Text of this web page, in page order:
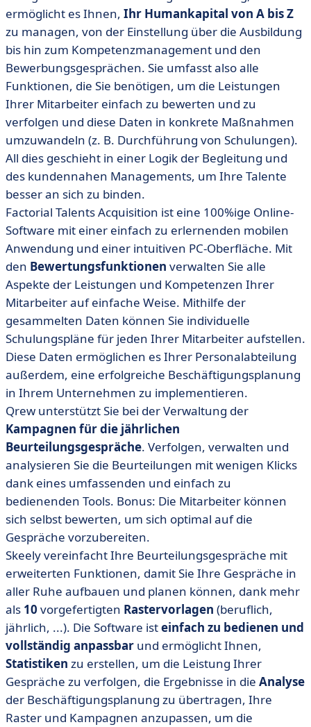
ermöglicht es Ihnen, Ihr Humankapital von A bis Z
zu managen, von der Einstellung über die Ausbildung
bis hin zum Kompetenzmanagement und den
Bewerbungsgesprächen. Sie umfasst also alle
Funktionen, die Sie benötigen, um die Leistungen
Ihrer Mitarbeiter einfach zu bewerten und zu
verfolgen und diese Daten in konkrete Maßnahmen
umzuwandeln (z. B. Durchführung von Schulungen).
All dies geschieht in einer Logik der Begleitung und
des kundennahen Managements, um Ihre Talente
besser an sich zu binden.
Factorial Talents Acquisition ist eine 100%ige Online-
Software mit einer einfach zu erlernenden mobilen
Anwendung und einer intuitiven PC-Oberfläche. Mit
den Bewertungsfunktionen verwalten Sie alle
Aspekte der Leistungen und Kompetenzen Ihrer
Mitarbeiter auf einfache Weise. Mithilfe der
gesammelten Daten können Sie individuelle
Schulungspläne für jeden Ihrer Mitarbeiter aufstellen.
Diese Daten ermöglichen es Ihrer Personalabteilung
außerdem, eine erfolgreiche Beschäftigungsplanung
in Ihrem Unternehmen zu implementieren.
Qrew unterstützt Sie bei der Verwaltung der
Kampagnen für die jährlichen
Beurteilungsgespräche. Verfolgen, verwalten und
analysieren Sie die Beurteilungen mit wenigen Klicks
dank eines umfassenden und einfach zu
bedienenden Tools. Bonus: Die Mitarbeiter können
sich selbst bewerten, um sich optimal auf die
Gespräche vorzubereiten.
Skeely vereinfacht Ihre Beurteilungsgespräche mit
erweiterten Funktionen, damit Sie Ihre Gespräche in
aller Ruhe aufbauen und planen können, dank mehr
als 10 vorgefertigten Rastervorlagen (beruflich,
jährlich, ...). Die Software isteinfach zu bedienen und
vollständig anpassbar und ermöglicht Ihnen,
Statistiken zu erstellen, um die Leistung Ihrer
Gespräche zu verfolgen, die Ergebnisse in die Analyse
der Beschäftigungsplanung zu übertragen, Ihre
Raster und Kampagnen anzupassen, um die